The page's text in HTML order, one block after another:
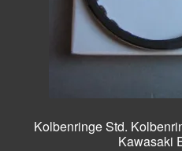
Kolbenringe Std.
Kawasaki